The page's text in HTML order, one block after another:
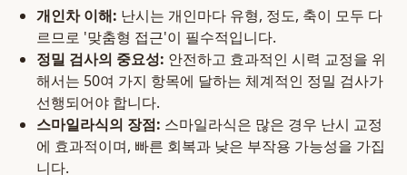
개인차 이해: 난시는 개인마다 유형, 정도, 축이 모두 다
르므로 '맞춤형 접근'이 필수적입니다.
정밀 검사의 중요성: 안전하고 효과적인 시력 교정을 위
해서는 50여 가지 항목에 달하는 체계적인 정밀 검사가
선행되어야 합니다.
스마일라식의 장점: 스마일라식은 많은 경우 난시 교정
에 효과적이며, 빠른 회복과 낮은 부작용 가능성을 가집
니다.